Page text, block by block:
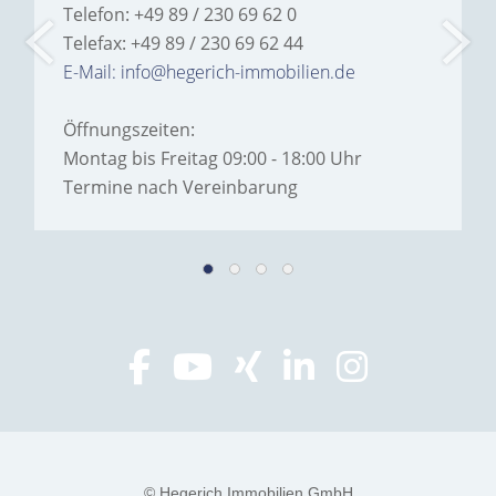
Telefon: +49 89 / 230 69 62 0
Telefax: +49 89 / 230 69 62 44
E-Mail: info@hegerich-immobilien.de
Öffnungszeiten:
Montag bis Freitag 09:00 - 18:00 Uhr
Termine nach Vereinbarung